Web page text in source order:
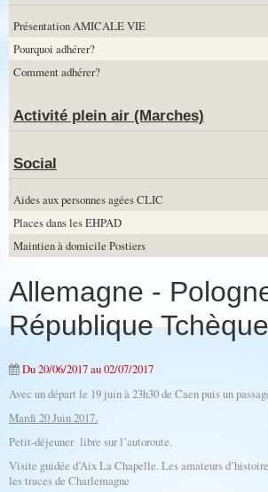
Présentation AMICALE VIE
Pourquoi adhérer?
Comment adhérer?
Activité plein air (Marches)
Social
Aides aux personnes agées CLIC
Places dans les EHPAD
Maintien à domicile Postiers
Allemagne -
République Tchèque
Du 20/06/2017au 02/07/2017
Avec un départ le 19 juin à 23h30 de Caen puis un
Mardi 20 Juin 2017.
Petit-déjeuner libre sur l’autoroute.
Visite guidée d’Aix La Chapelle. Les amateurs
les traces de Charlemagne